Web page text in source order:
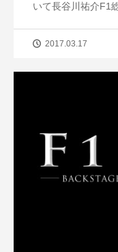
いて長谷川祐介F1
2017.03.17